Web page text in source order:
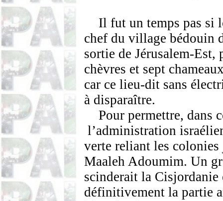
Il fut un temps pas si
chef du village bédouin
sortie de Jérusalem-Est,
chèvres et sept
car ce lieu-dit sans
à disparaître.
Pour permettre, dans
l’administration
verte reliant les
Maaleh Adoumim. Un
scinderait la Cisjordanie
définitivement la partie